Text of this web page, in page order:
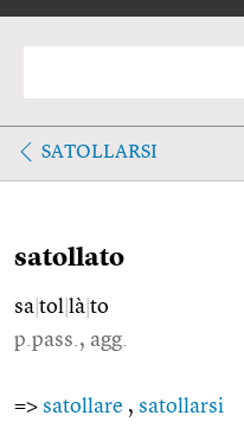
SATOLLARSI
satollato
sa tol là to
p.pass., agg.
=> satollare , satollarsi